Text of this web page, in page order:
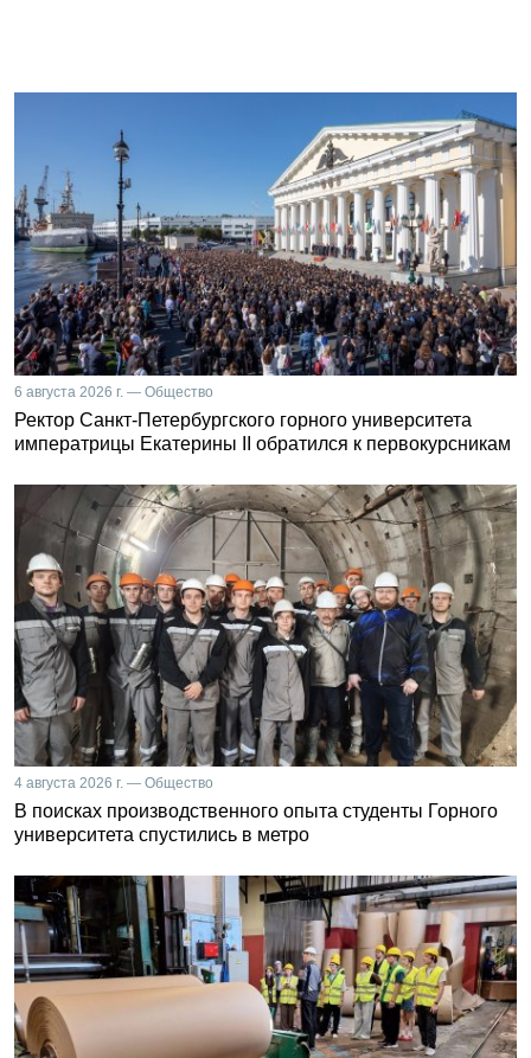
6 августа 2026 г. — Общество
Ректор Санкт-Петербургского горного университета
императрицы Екатерины II обратился к первокурсникам
4 августа 2026 г. — Общество
В поисках производственного опыта студенты Горного
университета спустились в метро